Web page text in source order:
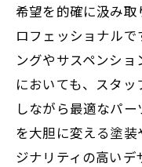
希望を的確に汲み
ロフェッショナル
ングやサスペンシ
においても、スタ
しながら最適なパ
を大胆に変える塗
ジナリティの高いデ